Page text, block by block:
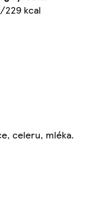
229 kcal
celeru, mléka.